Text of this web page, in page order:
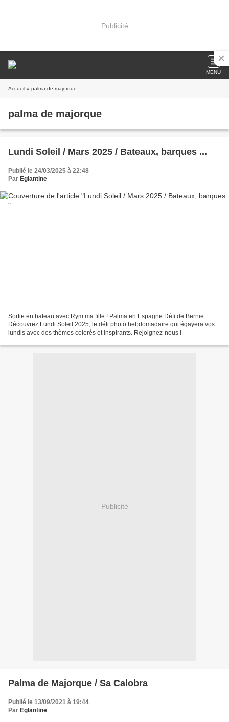
Publicité
MENU
Accueil » palma de majorque
palma de majorque
Lundi Soleil / Mars 2025 / Bateaux, barques ...
Publié le 24/03/2025 à 22:48
Par Eglantine
Sortie en bateau avec Rym ma fille ! Palma en Espagne Défi de Bernie
Découvrez Lundi Soleil 2025, le défi photo hebdomadaire qui égayera vos
lundis avec des thèmes colorés et inspirants. Rejoignez-nous !
Publicité
Palma de Majorque / Sa Calobra
Publié le 13/09/2021 à 19:44
Par Eglantine